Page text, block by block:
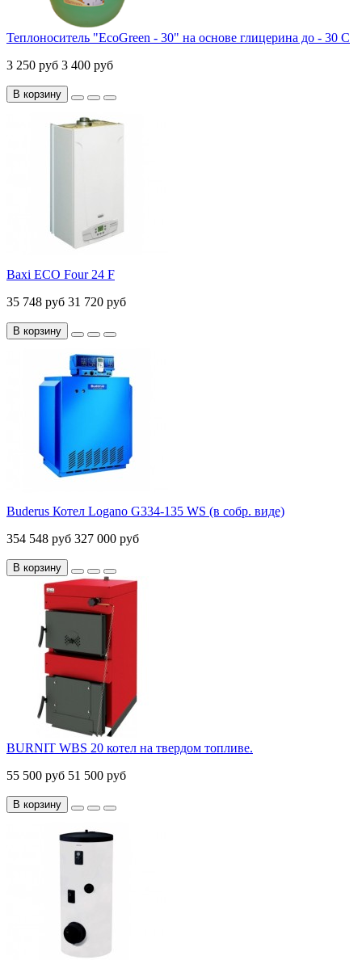
Теплоноситель "EcoGreen - 30" на основе глицерина до - 30 С
3 250 руб 3 400 руб
В корзину
Baxi ECO Four 24 F
35 748 руб 31 720 руб
В корзину
Buderus Котел Logano G334-135 WS (в собр. виде)
354 548 руб 327 000 руб
В корзину
BURNIT WBS 20 котел на твердом топливе.
55 500 руб 51 500 руб
В корзину